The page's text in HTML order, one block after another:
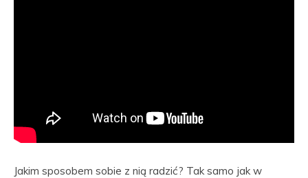
Jakim sposobem sobie z nią radzić? Tak samo jak w